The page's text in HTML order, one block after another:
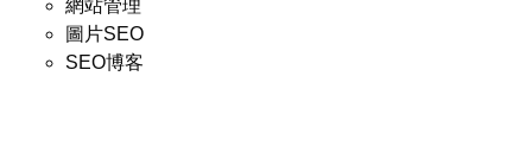
網站管理
圖片SEO
SEO博客